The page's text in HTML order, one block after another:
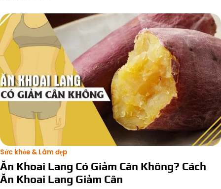
Sức khỏe & Làm đẹp
Ăn Khoai Lang Có Giảm Cân Không? Cách
Ăn Khoai Lang Giảm Cân